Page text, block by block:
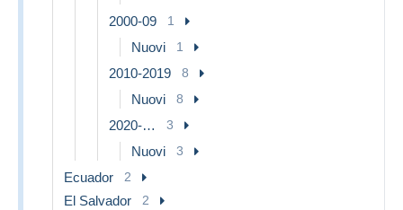
2000-09 1
Nuovi 1
2010-2019 8
Nuovi 8
2020-… 3
Nuovi 3
Ecuador 2
El Salvador 2